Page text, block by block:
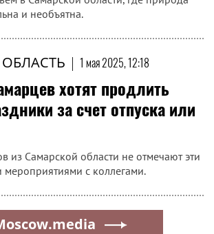
и необъятна.
| 1 мая 2025, 12:18
хотят продлить
за счет отпуска или
из Самарской области не отмечают эти
с коллегами.